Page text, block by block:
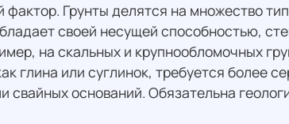
Грунты делятся на множество
своей несущей способностью,
на скальных и крупнообломочных
глина или суглинок, требуется
свайных оснований. Обязательна